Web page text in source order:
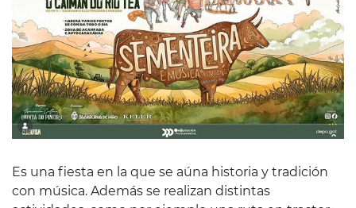
Es una fiesta en la que se aúna historia y tradición
con música. Además se realizan distintas